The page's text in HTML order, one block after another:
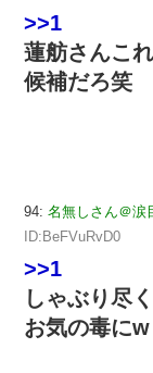
>>1
蓮舫さんこ
候補だろ笑
94: 名無しさん＠涙
ID:BeFVuRvD0
>>1
しゃぶり尽
お気の毒にw